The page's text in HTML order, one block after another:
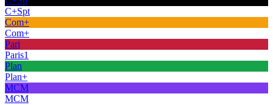
C+Spt
Com+
Com+
Pari
Paris1
Plan
Plan+
MCM
MCM